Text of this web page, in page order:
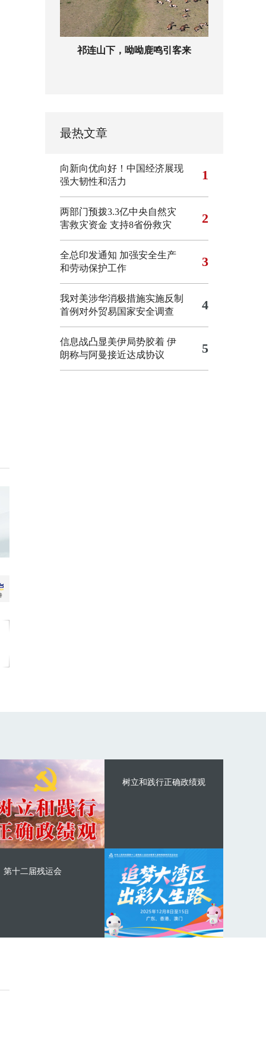
祁连山下，呦呦鹿鸣引客来
最热文章
向新向优向好！中国经济展现
强大韧性和活力
1
两部门预拨3.3亿中央自然灾
害救灾资金 支持8省份救灾
2
全总印发通知 加强安全生产
和劳动保护工作
3
我对美涉华消极措施实施反制
首例对外贸易国家安全调查
4
信息战凸显美伊局势胶着 伊
朗称与阿曼接近达成协议
5
树立和践行正确政绩观
第十二届残运会